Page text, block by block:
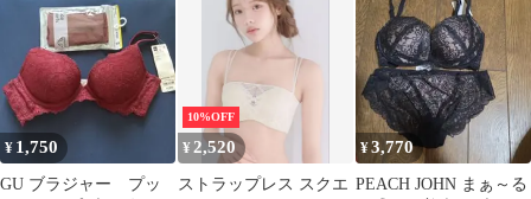
¥ 1,750
GU ブラジャー プッ
10%OFF
¥ 2,520
ストラップレス スクエ
¥3,770
PEACH JOHN まぁ～る